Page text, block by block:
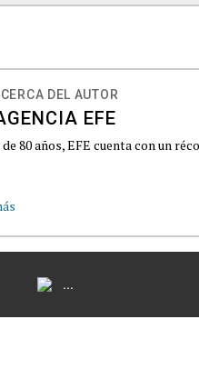
DEL AUTOR
EFE
80 años, EFE cuenta con un
...